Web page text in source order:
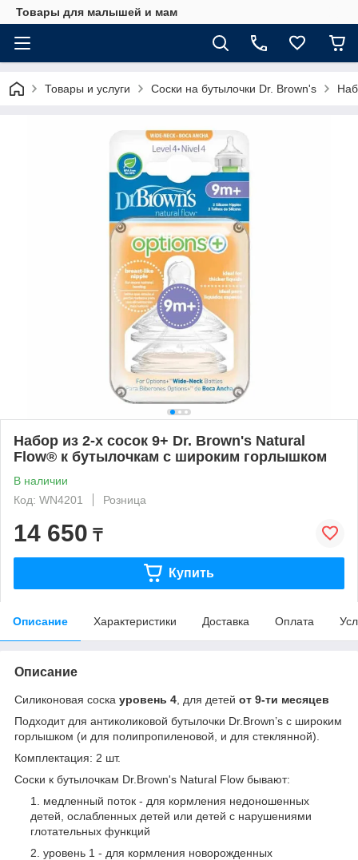
Товары для малышей и мам
Товары и услуги Соски на бутылочки Dr. Brown's
Набор из 2-х сосок 9+ Dr. Brown's Natural
Flow® к бутылочкам с широким горлышком
В наличии
Код: WN4201
Розница
14 650 ₸
Купить
Описание Характеристики Доставка Оплата
Описание
Силиконовая соска уровень 4 , для детей от 9-ти месяцев
Подходит для антиколиковой бутылочки Dr.Brown’s с широким
горлышком (и для полипропиленовой, и для стеклянной).
Комплектация: 2 шт.
Соски к бутылочкам Dr.Brown's Natural Flow бывают:
медленный поток - для кормления недоношенных
детей, ослабленных детей или детей с нарушениями
глотательных функций
уровень 1 - для кормления новорожденных